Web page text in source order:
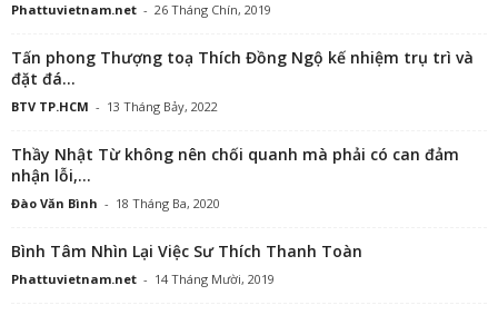
Phattuvietnam.net - 26 Tháng Chín, 2019
Tấn phong Thượng toạ Thích Đồng Ngộ kế nhiệm trụ trì và
đặt đá...
BTV TP.HCM - 13 Tháng Bảy, 2022
Thầy Nhật Từ không nên chối quanh mà phải có can đảm
nhận lỗi,...
Đào Văn Bình - 18 Tháng Ba, 2020
Bình Tâm Nhìn Lại Việc Sư Thích Thanh Toàn
Phattuvietnam.net - 14 Tháng Mười, 2019